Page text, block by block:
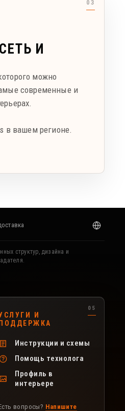
И
можно
современные и
в вашем регионе.
структур, дизайна и
И
ПОДДЕРЖКА
Инструкции и схемы
Помощь технолога
Профиль в
интерьере
вопросы? Напишите